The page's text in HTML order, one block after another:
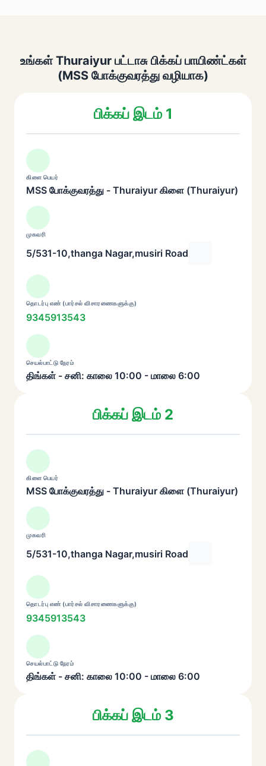
உங்கள் Thuraiyur பட்டாசு பிக்கப் பாயிண்ட்கள்
(MSS போக்குவரத்து வழியாக)
பிக்கப் இடம் 1
கிளை பெயர்
MSS போக்குவரத்து - Thuraiyur கிளை (Thuraiyur)
முகவரி
5/531-10,thanga Nagar,musiri Road
தொடர்பு எண் (பார்சல் விசாரணைகளுக்கு)
9345913543
செயல்பாட்டு நேரம்
திங்கள் - சனி: காலை 10:00 - மாலை 6:00
பிக்கப் இடம் 2
கிளை பெயர்
MSS போக்குவரத்து - Thuraiyur கிளை (Thuraiyur)
முகவரி
5/531-10,thanga Nagar,musiri Road
தொடர்பு எண் (பார்சல் விசாரணைகளுக்கு)
9345913543
செயல்பாட்டு நேரம்
திங்கள் - சனி: காலை 10:00 - மாலை 6:00
பிக்கப் இடம் 3